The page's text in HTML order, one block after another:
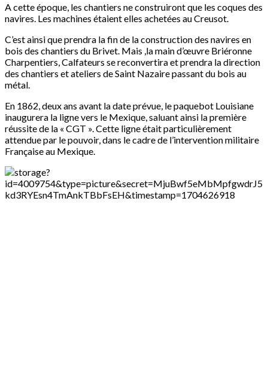
A cette époque, les chantiers ne construiront que les coques des
navires. Les machines étaient elles achetées au Creusot.
C’est ainsi que prendra la fin de la construction des navires en
bois des chantiers du Brivet. Mais ,la main d’œuvre Briéronne
Charpentiers, Calfateurs se reconvertira et prendra la direction
des chantiers et ateliers de Saint Nazaire passant du bois au
métal.
En 1862, deux ans avant la date prévue, le paquebot Louisiane
inaugurera la ligne vers le Mexique, saluant ainsi la première
réussite de la « CGT ». Cette ligne était particulièrement
attendue par le pouvoir, dans le cadre de l’intervention militaire
Française au Mexique.